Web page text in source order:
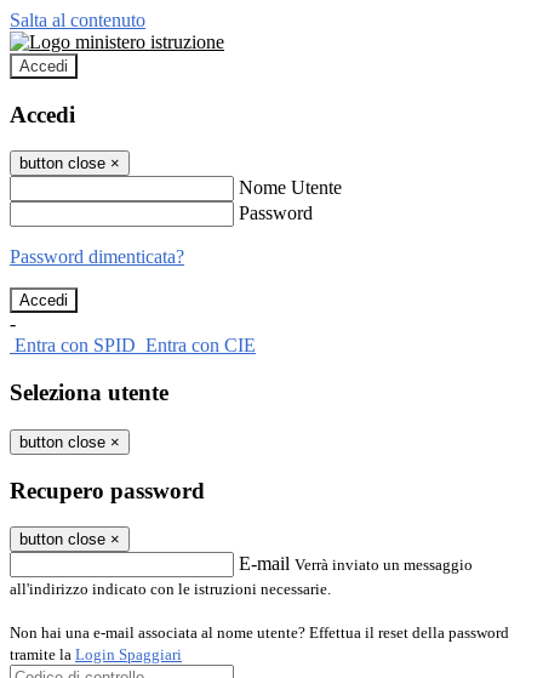
Salta al contenuto
Accedi
Accedi
button close ×
Nome Utente
Password
Password dimenticata?
-
Entra con SPID Entra con CIE
Seleziona utente
button close ×
Recupero password
button close ×
E-mail Verrà inviato un messaggio
all'indirizzo indicato con le istruzioni necessarie.
Non hai una e-mail associata al nome utente? Effettua il reset della password
tramite la Login Spaggiari